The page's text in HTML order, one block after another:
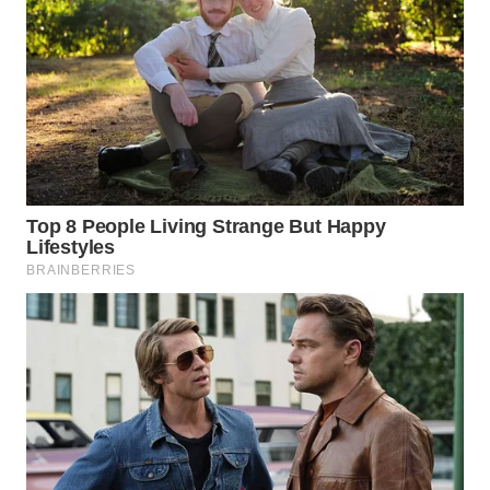
SUMEDANG
WN
CIANJUR
WN
KEPULAUAN
SERIBU
WN
TANGERANG
WN
CIREBON